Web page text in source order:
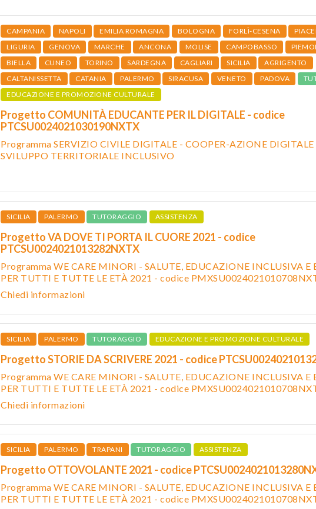
CAMPANIA NAPOLI EMILIA ROMAGNA BOLOGNA FORLÌ-CESENA
LIGURIA
GENOVA MARCHE ANCONA MOLISE CAMPOBASSO
BIELLA
CUNEO TORINO SARDEGNA CAGLIARI SICILIA
AGRIGENTO
CALTANISSETTA
CATANIA PALERMO SIRACUSA VENETO PADOVA
EDUCAZIONE E PROMOZIONE CULTURALE
Progetto COMUNITÀ EDUCANTE PER IL DIGITALE - codice
PTCSU0024021030190NXTX
Programma SERVIZIO CIVILE DIGITALE - COOPER-AZIONE DIGITALE
SVILUPPO TERRITORIALE INCLUSIVO
SICILIA PALERMO TUTORAGGIO ASSISTENZA
Progetto VA DOVE TI PORTA IL CUORE 2021 - codice
PTCSU0024021013282NXTX
Programma WE CARE MINORI - SALUTE, EDUCAZIONE INCLUSIVA E
PER TUTTI E TUTTE LE ETÀ 2021 - codice
Chiedi informazioni
SICILIA PALERMO TUTORAGGIO EDUCAZIONE E PROMOZIONE CULTURALE
Progetto STORIE DA SCRIVERE 2021 - codice
Programma WE CARE MINORI - SALUTE, EDUCAZIONE INCLUSIVA E
PER TUTTI E TUTTE LE ETÀ 2021 - codice
Chiedi informazioni
SICILIA PALERMO TRAPANI TUTORAGGIO ASSISTENZA
Progetto OTTOVOLANTE 2021 - codice
Programma WE CARE MINORI - SALUTE, EDUCAZIONE INCLUSIVA E
PER TUTTI E TUTTE LE ETÀ 2021 - codice